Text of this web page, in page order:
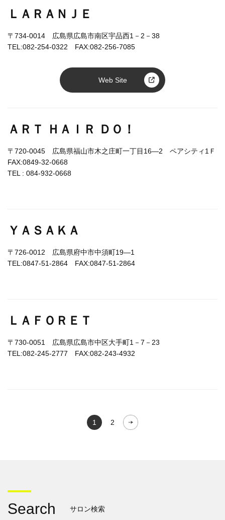
ＬＡＲＡＮＪＥ
〒734-0014 広島県広島市南区宇品西1－2－38
TEL:082-254-0322 FAX:082-256-7085
Web Site
ＡＲＴ ＨＡＩＲ ＤＯ！
〒720-0045 広島県福山市木之庄町一丁目16―2 ペアシティ1Ｆ
FAX:0849-32-0668
TEL : 084-932-0668
ＹＡＳＡＫＡ
〒726-0012 広島県府中市中須町19―1
TEL:0847-51-2864 FAX:0847-51-2864
ＬＡＦＯＲＥＴ
〒730-0051 広島県広島市中区大手町1－7－23
TEL:082-245-2777 FAX:082-243-4932
1 2
Search サロン検索